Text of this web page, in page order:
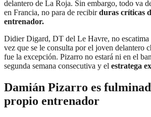
delantero de La Roja. Sin embargo, todo va
en Francia, no para de recibirduras críticas
entrenador.
Didier Digard, DT del Le Havre, no escatima
vez que se le consulta por el joven delantero
fue la excepción. Pizarro no estará ni en el
segunda semana consecutiva y el estratega
Damián Pizarro es
propio entrenador